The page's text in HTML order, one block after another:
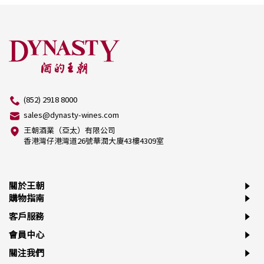
(852) 2918 8000
sales@dynasty-wines.com
王朝酒業（亞太）有限公司
香港灣仔港灣道26號華潤大廈43樓4309室
關於王朝
購物指南
客戶服務
會員中心
關注我們